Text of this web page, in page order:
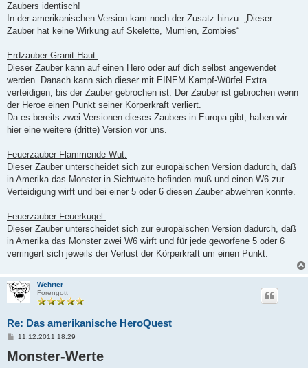
Zaubers identisch!
In der amerikanischen Version kam noch der Zusatz hinzu: „Dieser
Zauber hat keine Wirkung auf Skelette, Mumien, Zombies“
Erdzauber Granit-Haut:
Dieser Zauber kann auf einen Hero oder auf dich selbst angewendet
werden. Danach kann sich dieser mit EINEM Kampf-Würfel Extra
verteidigen, bis der Zauber gebrochen ist. Der Zauber ist gebrochen wenn
der Heroe einen Punkt seiner Körperkraft verliert.
Da es bereits zwei Versionen dieses Zaubers in Europa gibt, haben wir
hier eine weitere (dritte) Version vor uns.
Feuerzauber Flammende Wut:
Dieser Zauber unterscheidet sich zur europäischen Version dadurch, daß
in Amerika das Monster in Sichtweite befinden muß und einen W6 zur
Verteidigung wirft und bei einer 5 oder 6 diesen Zauber abwehren konnte.
Feuerzauber Feuerkugel:
Dieser Zauber unterscheidet sich zur europäischen Version dadurch, daß
in Amerika das Monster zwei W6 wirft und für jede geworfene 5 oder 6
verringert sich jeweils der Verlust der Körperkraft um einen Punkt.
Wehrter
Forengott
Re: Das amerikanische HeroQuest
B
i
t
11.12.2011 18:29
Monster-Werte